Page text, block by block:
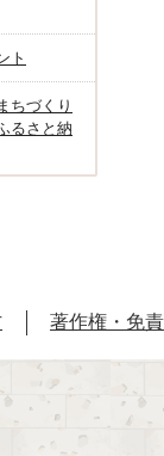
ト
ちづくり
るさと納
著作権・免